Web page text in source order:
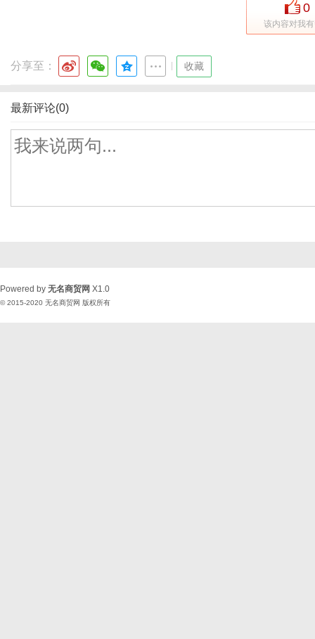
0
该内容对我
分享至： 收藏
最新评论(0)
Powered by 无名商贸网 X1.0
© 2015-2020 无名商贸网 版权所有